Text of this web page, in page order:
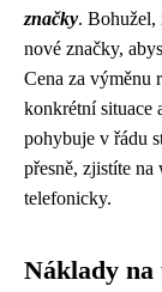
značky. Bohužel,
nové značky,
Cena za výměnu
konkrétní situace
pohybuje v řádu
přesně, zjistíte na
telefonicky.
Náklady na